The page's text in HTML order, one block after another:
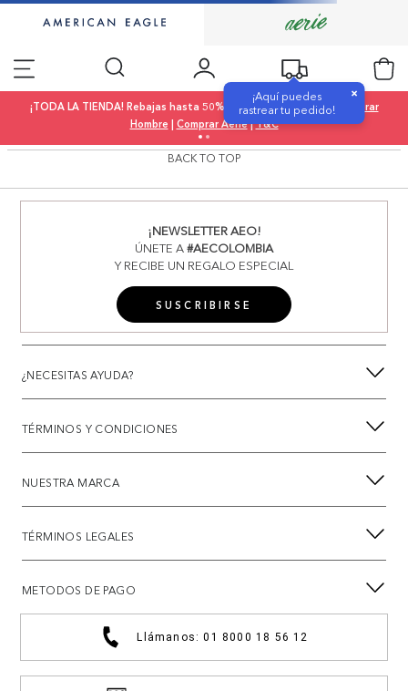
¡Aquí puedes
rastrear tu pedido!
×
¡TODA LA TIENDA! Rebajas hasta 50% OFF |Comprar Mujer|
Comprar
Hombre | Comprar Aerie|T&C
BACK TO TOP
¡NEWSLETTER AEO!
ÚNETE A#AECOLOMBIA
Y RECIBE UN REGALO ESPECIAL
SUSCRIBIRSE
¿NECESITAS AYUDA?
TÉRMINOS Y CONDICIONES
NUESTRA MARCA
TÉRMINOS LEGALES
METODOS DE PAGO
Llámanos: 01 8000 18 56 12